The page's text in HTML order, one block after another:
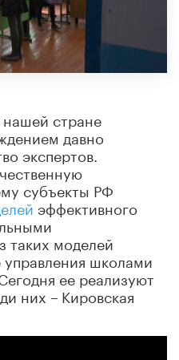
стране
давно
экспертов.
субъекты РФ
эффективного
таких моделей
управления школами
ее реализуют
них – Кировская